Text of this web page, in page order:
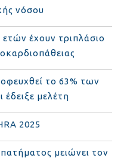
νόσου
ετών έχουν τριπλάσιο
το 63% των
μελέτη
2025
μειώνει τον